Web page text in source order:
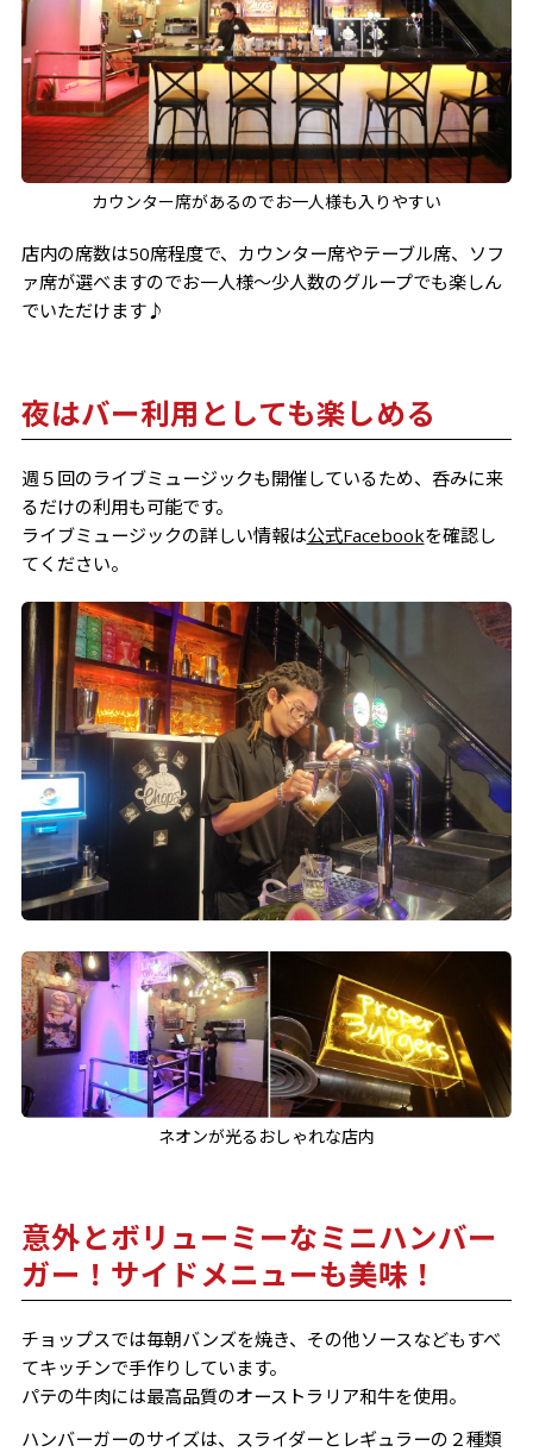
カウンター席があるのでお一人様も入りやすい
店内の席数は50席程度で、カウンター席やテーブル席、ソフ
ァ席が選べますのでお一人様～少人数のグループでも楽しん
でいただけます♪
夜はバー利用としても楽しめる
週５回のライブミュージックも開催しているため、呑みに来
るだけの利用も可能です。
ライブミュージックの詳しい情報は公式Facebookを確認し
てください。
ネオンが光るおしゃれな店内
意外とボリューミーなミニハンバー
ガー！サイドメニューも美味！
チョップスでは毎朝バンズを焼き、その他ソースなどもすべ
てキッチンで手作りしています。
パテの牛肉には最高品質のオーストラリア和牛を使用。
ハンバーガーのサイズは、スライダーとレギュラーの２種類